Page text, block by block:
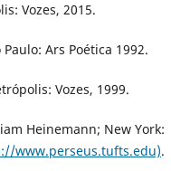
Vozes, 2015.
Paulo: Ars Poética 1992.
Vozes, 1999.
Heinemann; New York:
www.perseus.tufts.edu).